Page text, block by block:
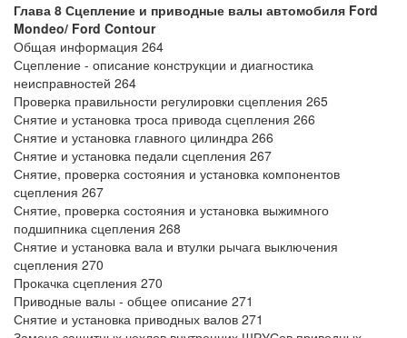
Глава 8 Сцепление и приводные валы автомобиля Ford
Mondeo/ Ford Contour
Общая информация 264
Сцепление - описание конструкции и диагностика
неисправностей 264
Проверка правильности регулировки сцепления 265
Снятие и установка троса привода сцепления 266
Снятие и установка главного цилиндра 266
Снятие и установка педали сцепления 267
Снятие, проверка состояния и установка компонентов
сцепления 267
Снятие, проверка состояния и установка выжимного
подшипника сцепления 268
Снятие и установка вала и втулки рычага выключения
сцепления 270
Прокачка сцепления 270
Приводные валы - общее описание 271
Снятие и установка приводных валов 271